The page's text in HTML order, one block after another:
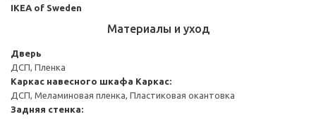
IKEA of Sweden
Материалы и уход
Дверь
ДСП, Пленка
Каркас навесного шкафа Каркас:
ДСП, Меламиновая пленка, Пластиковая окантовка
Задняя стенка: